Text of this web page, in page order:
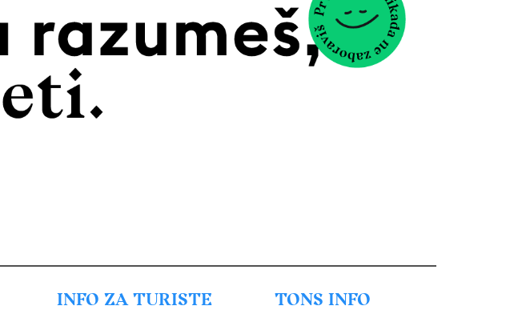
INFO ZA TURISTE TONS INFO